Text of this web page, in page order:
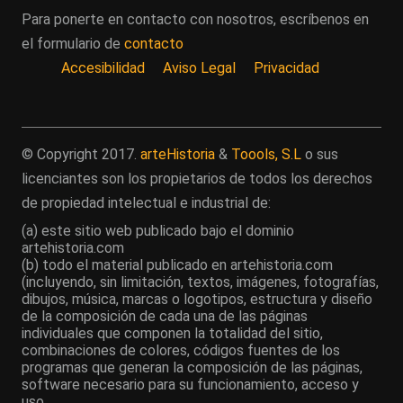
Para ponerte en contacto con nosotros, escríbenos en
el formulario de contacto
Accesibilidad
Aviso Legal Privacidad
© Copyright 2017. arteHistoria & Toools, S.L o sus
licenciantes son los propietarios de todos los derechos
de propiedad intelectual e industrial de:
(a) este sitio web publicado bajo el dominio
artehistoria.com
(b) todo el material publicado en artehistoria.com
(incluyendo, sin limitación, textos, imágenes, fotografías,
dibujos, música, marcas o logotipos, estructura y diseño
de la composición de cada una de las páginas
individuales que componen la totalidad del sitio,
combinaciones de colores, códigos fuentes de los
programas que generan la composición de las páginas,
software necesario para su funcionamiento, acceso y